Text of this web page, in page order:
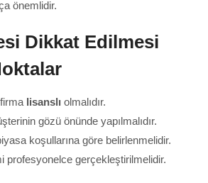
önemlidir.
Dikkat Edilmesi
lisanslı olmalıdır.
gözü önünde yapılmalıdır.
koşullarına göre belirlenmelidir.
profesyonelce gerçekleştirilmelidir.